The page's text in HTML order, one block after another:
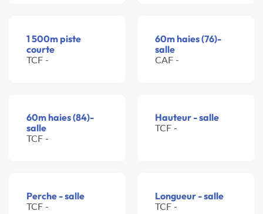
1 500m piste
courte
TCF -
60m haies (76)-
salle
CAF -
60m haies (84)-
salle
TCF -
Hauteur - salle
TCF -
Perche - salle
TCF -
Longueur - salle
TCF -